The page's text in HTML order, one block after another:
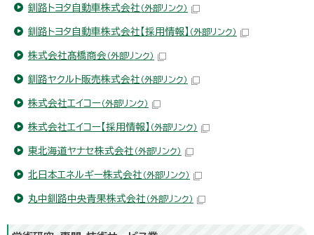
釧路トヨタ自動車株式会社 （外部リンク）
釧路トヨタ自動車株式会社【採用情報】 （外部リンク）
株式会社髙橋商会（外部リンク）
釧路ヤクルト販売株式会社 （外部リンク）
株式会社エイコー（外部リンク）
株式会社エイコー【採用情報】 （外部リンク）
東北海道ヤナセ株式会社 （外部リンク）
北日本エネルギー株式会社 （外部リンク）
丸中釧路中央青果株式会社 （外部リンク）